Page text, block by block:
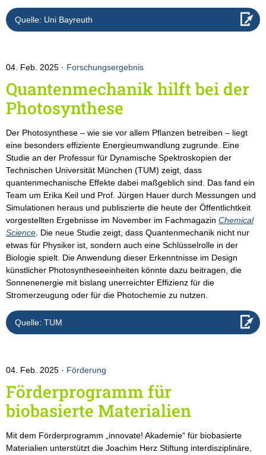
Quelle: Uni Bayreuth
04. Feb. 2025 Forschungsergebnis
Quantenmechanik hilft bei der
Photosynthese
Der Photosynthese – wie sie vor allem Pflanzen betreiben – liegt
eine besonders effiziente Energieumwandlung zugrunde. Eine
Studie an der Professur für Dynamische Spektroskopien der
Technischen Universität München (TUM) zeigt, dass
quantenmechanische Effekte dabei maßgeblich sind. Das fand ein
Team um Erika Keil und Prof. Jürgen Hauer durch Messungen und
Simulationen heraus und publiszierte die heute der Öffentlichtkeit
vorgestellten Ergebnisse im November im Fachmagazin Chemical
Science. Die neue Studie zeigt, dass Quantenmechanik nicht nur
etwas für Physiker ist, sondern auch eine Schlüsselrolle in der
Biologie spielt. Die Anwendung dieser Erkenntnisse im Design
künstlicher Photosyntheseeinheiten könnte dazu beitragen, die
Sonnenenergie mit bislang unerreichter Effizienz für die
Stromerzeugung oder für die Photochemie zu nutzen. ​
Quelle: TUM
04. Feb. 2025 Förderung
Förderprogramm für
biobasierte Materialien
Mit dem Förderprogramm „innovate! Akademie“ für biobasierte
Materialien unterstützt die Joachim Herz Stiftung interdisziplinäre,